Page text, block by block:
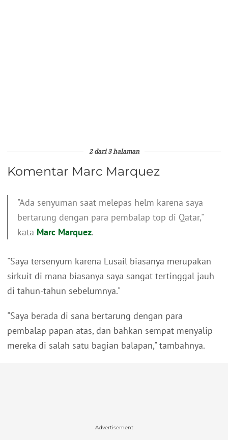
2 dari 3 halaman
Komentar Marc Marquez
"Ada senyuman saat melepas helm karena saya
bertarung dengan para pembalap top di Qatar,"
kata Marc Marquez.
"Saya tersenyum karena Lusail biasanya merupakan
sirkuit di mana biasanya saya sangat tertinggal jauh
di tahun-tahun sebelumnya."
"Saya berada di sana bertarung dengan para
pembalap papan atas, dan bahkan sempat menyalip
mereka di salah satu bagian balapan," tambahnya.
Advertisement